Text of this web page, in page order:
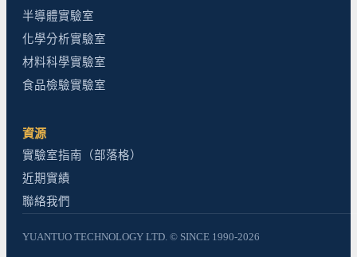
半導體實驗室
化學分析實驗室
材料科學實驗室
食品檢驗實驗室
資源
實驗室指南（部落格）
近期實績
聯絡我們
YUANTUO TECHNOLOGY LTD. © SINCE 1990-2026